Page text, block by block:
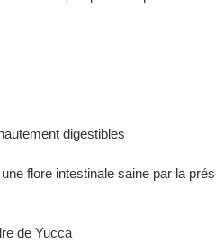
digestibles
flore intestinale saine par la
de Yucca